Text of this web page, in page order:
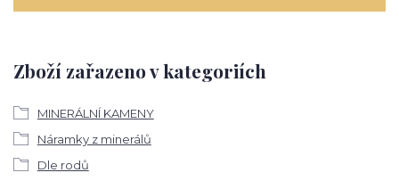
Zboží zařazeno v kategoriích
MINERÁLNÍ KAMENY
Náramky z minerálů
Dle rodů